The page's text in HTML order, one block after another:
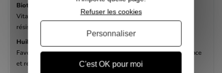
Biotine
Vitamine essentielle à la synthèse de la kératine. Améliore la
résistance du cheveu et réduit la casse.
Huile de Romarin
Favorise la microcirculation du cuir chevelu, stimule la croissance
et réduit la chute.
C'est OK pour moi
Refuser les cookies
Personnaliser